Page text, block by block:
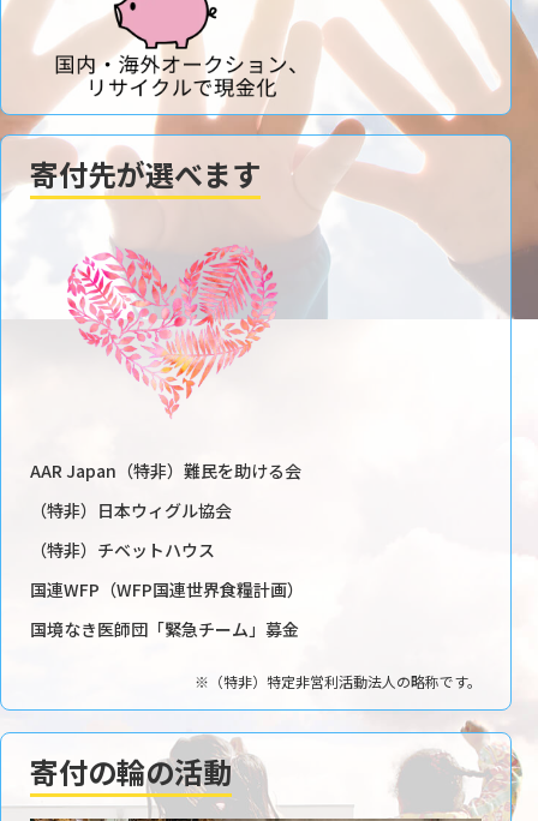
寄付先が選べます
AAR Japan（特非）難民を助ける会
（特非）日本ウィグル協会
（特非）チベットハウス
国連WFP（WFP国連世界食糧計画）
国境なき医師団「緊急チーム」募金
※（特非）特定非営利活動法人の略称です。
寄付の輪の活動